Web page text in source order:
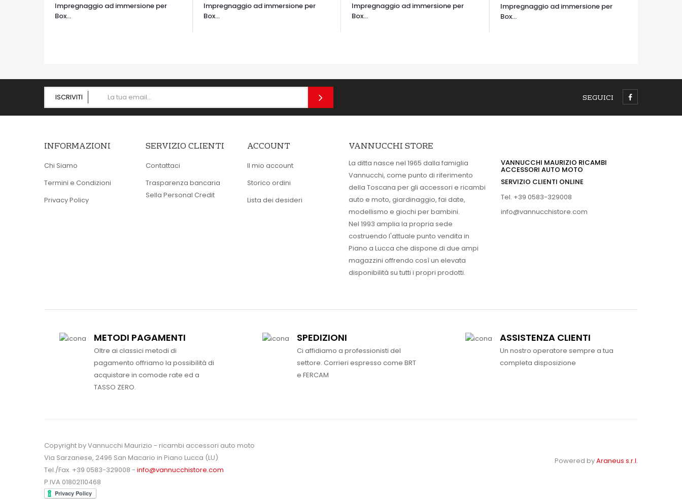
Impregnaggio ad immersione per
Box...
Impregnaggio ad immersione per
Box...
Impregnaggio ad immersione per
Box...
Impregnaggio ad immersione per
Box...
ISCRIVITI SEGUICI
INFORMAZIONI
Chi Siamo
Termini e Condizioni
Privacy Policy
SERVIZIO CLIENTI
Contattaci
Trasparenza bancaria
Sella Personal Credit
ACCOUNT
Il mio account
Storico ordini
Lista dei desideri
VANNUCCHI STORE
La ditta nasce nel 1965 dalla famiglia
Vannucchi, come punto di riferimento
della Toscana per gli accessori e ricambi
auto e moto, giardinaggio, fai date,
modellismo e giochi per bambini.
Nel 1993 amplia la propria sede
costruendo l'attuale punto vendita in
Piano a Lucca che dispone di due ampi
magazzini offrendo così un elevata
disponibilità su tutti i propri prodotti.
VANNUCCHI MAURIZIO RICAMBI
ACCESSORI AUTO MOTO
SERVIZIO CLIENTI ONLINE
Tel. +39 0583-329008
info@vannucchistore.com
METODI PAGAMENTI
Oltre ai classici metodi di
pagamento offriamo la possibilità di
acquistare in comode rate ed a
TASSO ZERO.
SPEDIZIONI
Ci affidiamo a professionisti del
settore. Corrieri espresso come BRT
e FERCAM
ASSISTENZA CLIENTI
Un nostro operatore sempre a tua
completa disposizione
Copyright by Vannucchi Maurizio - ricambi accessori auto moto
Via Sarzanese, 2496 San Macario in Piano Lucca (LU)
Tel./Fax. +39 0583-329008 - info@vannucchistore.com
P.IVA 01802110468
Powered byAraneus s.r.l.